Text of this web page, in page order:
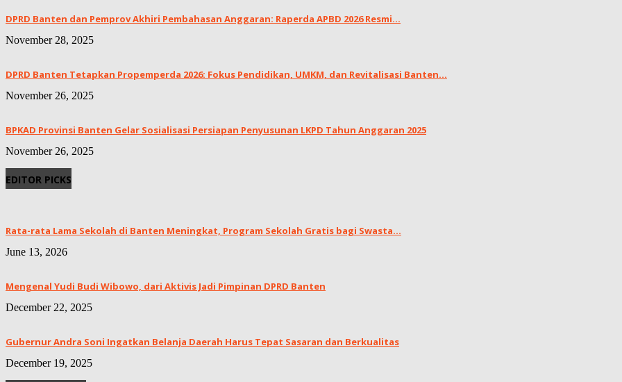
DPRD Banten dan Pemprov Akhiri Pembahasan Anggaran: Raperda APBD 2026 Resmi...
November 28, 2025
DPRD Banten Tetapkan Propemperda 2026: Fokus Pendidikan, UMKM, dan Revitalisasi Banten...
November 26, 2025
BPKAD Provinsi Banten Gelar Sosialisasi Persiapan Penyusunan LKPD Tahun Anggaran 2025
November 26, 2025
EDITOR PICKS
Rata-rata Lama Sekolah di Banten Meningkat, ‎Program Sekolah Gratis bagi Swasta...
June 13, 2026
Mengenal Yudi Budi Wibowo, dari Aktivis Jadi Pimpinan DPRD Banten
December 22, 2025
Gubernur Andra Soni Ingatkan Belanja Daerah Harus Tepat Sasaran dan Berkualitas
December 19, 2025